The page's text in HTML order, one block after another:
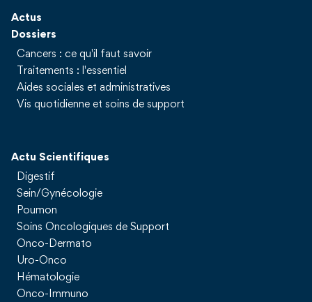
Actus
Dossiers
Cancers : ce qu'il faut savoir
Traitements : l'essentiel
Aides sociales et administratives
Vis quotidienne et soins de support
Actu Scientifiques
Digestif
Sein/Gynécologie
Poumon
Soins Oncologiques de Support
Onco-Dermato
Uro-Onco
Hématologie
Onco-Immuno